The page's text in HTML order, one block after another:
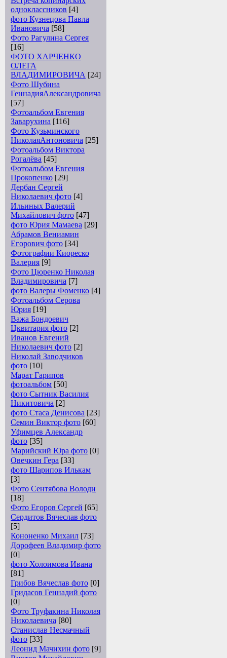
одноклассников [4]
фото Кузнецова Павла
Ивановича [58]
Фото Рагулина Сергея
[16]
ФОТО ХАРЧЕНКО
ОЛЕГА
ВЛАДИМИРОВИЧА [24]
Фото Шубина
ГеннадияАлександровича
[57]
Фотоальбом Евгения
Заварухина [116]
Фото Кузьминского
НиколаяАнтоновича [25]
Фотоальбом Виктора
Рогалёва [45]
Фотоальбом Евгения
Прокопенко [29]
Дербан Сергей
Николаевич фото [4]
Ильиных Валерий
Михайлович фото [47]
фото Юрия Мамаева [29]
Абрамов Вениамин
Егорович фото [34]
Фотографии Киореско
Валерия [9]
Фото Цюренко Николая
Владимировича [7]
фото Валеры Фоменко [4]
Фотоальбом Серова
Юрия [19]
Важа Бондоевич
Цквитария фото [2]
Иванов Евгений
Николаевич фото [2]
Николай Заводчиков
фото [10]
Марат Гарипов
фотоальбом [50]
фото Сытник Василия
Никитовича [2]
фото Стаса Денисова [23]
Семин Виктор фото [60]
Уфимцев Александр
фото [35]
Марийский Юра фото [0]
Овечкин Гера [33]
фото Шарипов Илькам
[3]
Фото Сентябова Володи
[18]
Фото Егоров Сергей [65]
Сердитов Вячеслав фото
[5]
Кононенко Михаил [73]
Дорофеев Владимир фото
[0]
фото Холоимова Ивана
[81]
Грибов Вячеслав фото [0]
Гридасов Геннадий фото
[0]
Фото Труфакина Николая
Николаевича [80]
Станислав Несмачный
фото [33]
Леонид Мачихин фото [9]